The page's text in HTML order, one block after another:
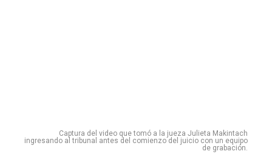
Captura del video que tomó a la jueza Julieta Makintach
ingresando al tribunal antes del comienzo del juicio con un equipo
de grabación.